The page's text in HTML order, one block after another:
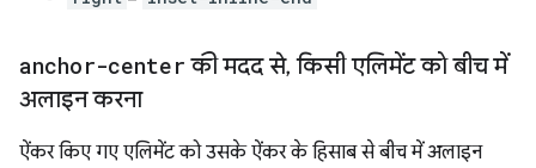
anchor-center की मदद से, किसी एलिमेंट को बीच में
अलाइन करना
ऐंकर किए गए एलिमेंट को उसके ऐंकर के हिसाब से बीच में अलाइन